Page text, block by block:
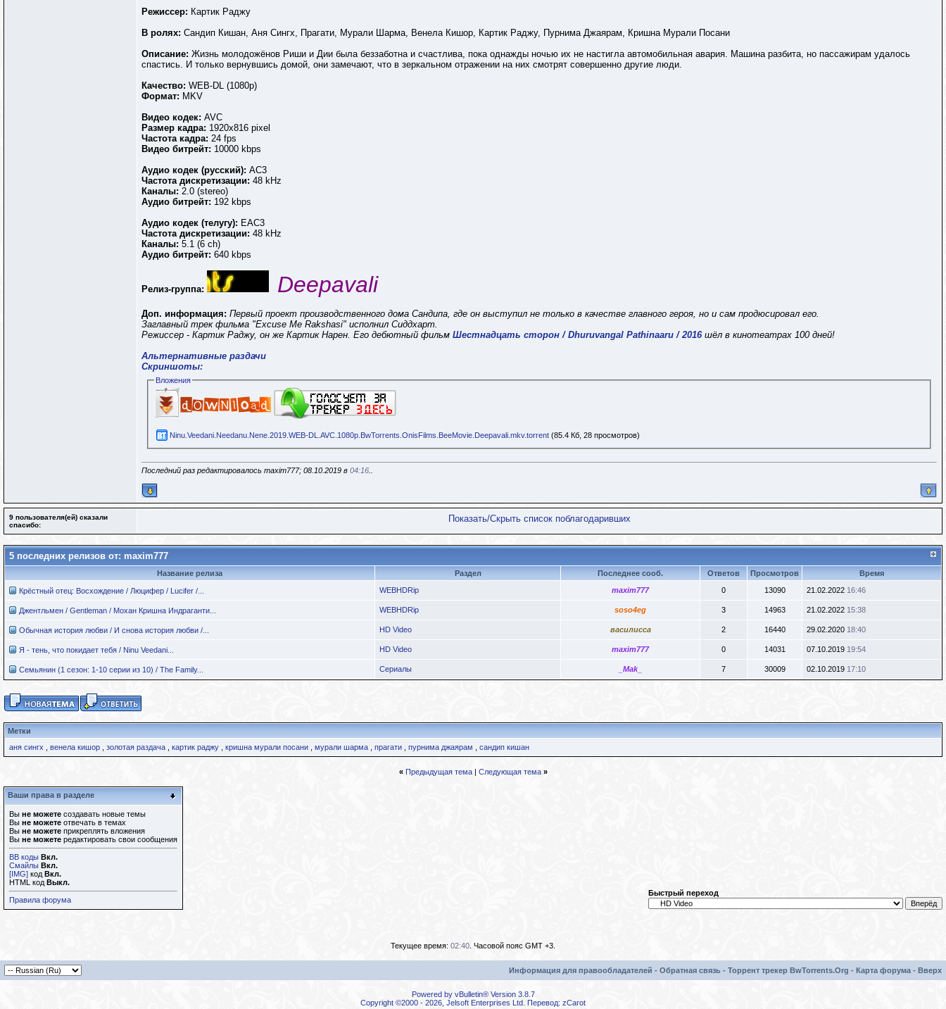
Режиссер: Картик Раджу
В ролях: Сандип Кишан, Аня Сингх, Прагати, Мурали Шарма, Венела Кишор, Картик Раджу, Пурнима Джаярам, Кришна Мурали Посани
Описание: Жизнь молодожёнов Риши и Дии была беззаботна и счастлива, пока однажды ночью их не настигла автомобильная авария. Машина разбита, но пассажирам удалось
спастись. И только вернувшись домой, они замечают, что в зеркальном отражении на них смотрят совершенно другие люди.
Качество: WEB-DL (1080p)
Формат: MKV
Видео кодек: AVC
Размер кадра: 1920x816 pixel
Частота кадра: 24 fps
Видео битрейт: 10000 kbps
Аудио кодек (русский): AC3
Частота дискретизации: 48 kHz
Каналы: 2.0 (stereo)
Аудио битрейт: 192 kbps
Аудио кодек (телугу): EAC3
Частота дискретизации: 48 kHz
Каналы: 5.1 (6 ch)
Аудио битрейт: 640 kbps
Релиз-группа: Deepavali
Доп. информация: Первый проект производственного дома Сандипа, где он выступил не только в качестве главного героя, но и сам продюсировал его.
Заглавный трек фильма "Excuse Me Rakshasi" исполнил Сиддхарт.
Режиссер - Картик Раджу, он же Картик Нарен. Его дебютный фильм Шестнадцать сторон / Dhuruvangal Pathinaaru / 2016шёл в кинотеатрах 100 дней!
Альтернативные раздачи
Скриншоты:
Вложения
Ninu.Veedani.Needanu.Nene.2019.WEB-DL.AVC.1080p.BwTorrents.OnisFilms.BeeMovie.Deepavali.mkv.torrent (85.4 Кб, 28 просмотров)
Последний раз редактировалось maxim777; 08.10.2019 в 04:16
9 пользователя(ей) сказали
cпасибо:
Показать/Скрыть список поблагодаривших
5 последних релизов от: maxim777
Название релиза Раздел Последнее сооб. Ответов Просмотров Время
Крёстный отец: Восхождение / Люцифер / Lucifer /... WEBHDRip maxim777 0 13090 21.02.2022 16:46
Джентльмен / Gentleman / Мохан Кришна Индраганти... WEBHDRip soso4eg 3 14963 21.02.2022 15:38
Обычная история любви / И снова история любви /... HD Video василисса 2 16440 29.02.2020 18:40
Я - тень, что покидает тебя / Ninu Veedani... HD Video maxim777 0 14031 07.10.2019 19:54
Семьянин (1 сезон: 1-10 серии из 10) / The Family... Сериалы _Mak_ 7 30009 02.10.2019 17:10
Метки
аня сингх
венела кишор золотая раздача картик раджу кришна мурали посани мурали шарма прагати пурнима джаярам сандип кишан
« Предыдущая тема| Следующая тема »
Ваши права в разделе
Вы не можете создавать новые темы
Вы не можете отвечать в темах
Вы не можете прикреплять вложения
Вы не можете редактировать свои сообщения
BB коды Вкл.
Смайлы Вкл.
[IMG] код Вкл.
HTML код Выкл.
Правила форума
Быстрый переход
Текущее время: 02:40 . Часовой пояс GMT +3.
Информация для правообладателей - Обратная связь - Торрент трекер BwTorrents.Org - Карта форума - Вверх
Powered by vBulletin® Version 3.8.7
Copyright ©2000 - 2026, Jelsoft Enterprises Ltd. Перевод: zCarot